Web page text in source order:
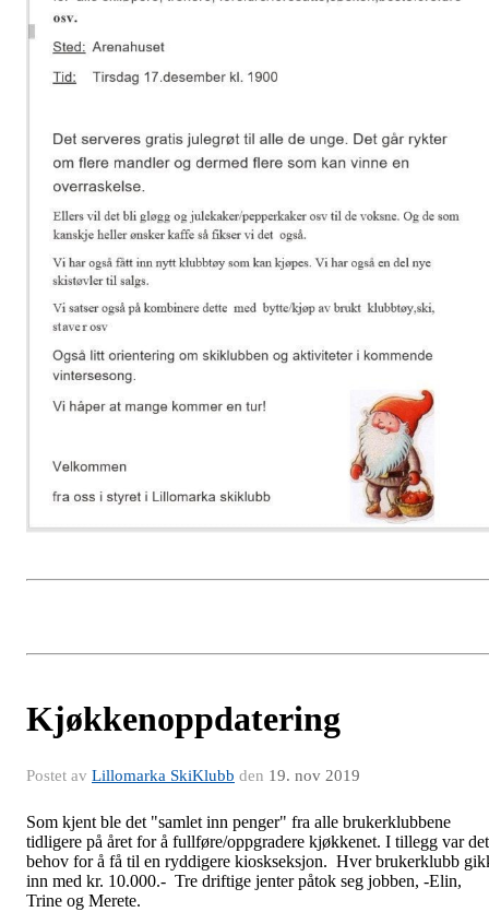
Kjøkkenoppdatering
Postet av Lillomarka SkiKlubb den 19. nov 2019
Som kjent ble det "samlet inn penger" fra alle brukerklubbene
tidligere på året for å fullføre/oppgradere kjøkkenet. I tillegg var det
behov for å få til en ryddigere kioskseksjon. Hver brukerklubb
inn med kr. 10.000.- Tre driftige jenter påtok seg jobben, -Elin,
Trine og Merete.